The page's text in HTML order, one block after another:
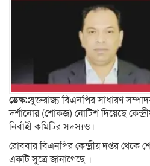
ডেস্ক::যুক্তরাজ্য বিএনপির সাধারণ
দর্শানোর (শোকজ) নোটিশ দিয়েছে
নির্বাহী কমিটির সদস্যও।
রোববার বিএনপির কেন্দ্রীয় দপ্তর থেকে
একটি সুত্রে জানাগেছে ।